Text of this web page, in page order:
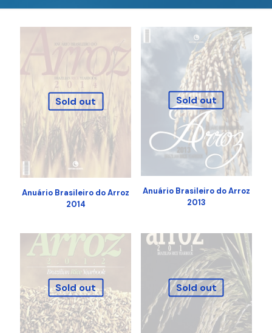
Sold out
Anuário Brasileiro do Arroz
2014
Sold out
Anuário Brasileiro do Arroz
2013
Sold out Sold out